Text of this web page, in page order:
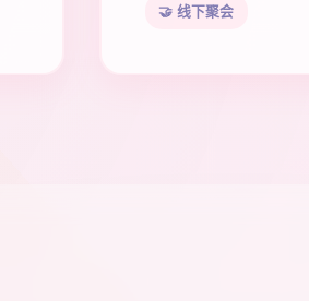
🤝 线下聚会